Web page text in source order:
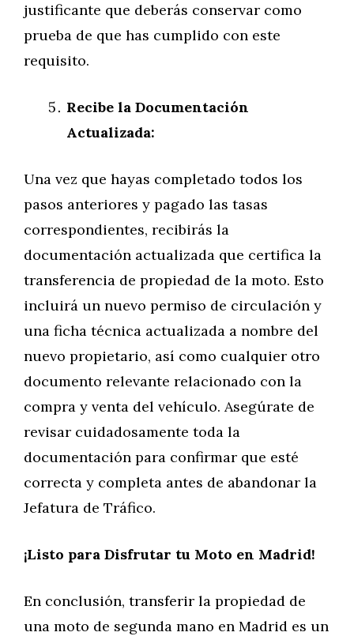
justificante que deberás conservar como
prueba de que has cumplido con este
requisito.
Recibe la Documentación
Actualizada:
Una vez que hayas completado todos los
pasos anteriores y pagado las tasas
correspondientes, recibirás la
documentación actualizada que certifica la
transferencia de propiedad de la moto. Esto
incluirá un nuevo permiso de circulación y
una ficha técnica actualizada a nombre del
nuevo propietario, así como cualquier otro
documento relevante relacionado con la
compra y venta del vehículo. Asegúrate de
revisar cuidadosamente toda la
documentación para confirmar que esté
correcta y completa antes de abandonar la
Jefatura de Tráfico.
¡Listo para Disfrutar tu Moto en Madrid!
En conclusión, transferir la propiedad de
una moto de segunda mano en Madrid es un